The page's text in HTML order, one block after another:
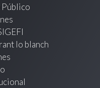
lo blanch